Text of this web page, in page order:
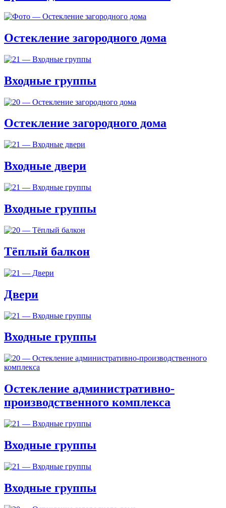
Остекление загородного дома
Входные группы
Остекление загородного дома
Входные двери
Входные группы
Тёплый балкон
Двери
Входные группы
Остекление административно-
производственного комплекса
Входные группы
Входные группы